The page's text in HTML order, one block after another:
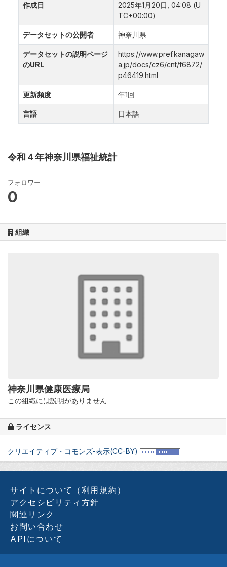
令和４年神奈川県福祉統計
フォロワー
0
組織
神奈川県健康医療局
この組織には説明がありません
ライセンス
クリエイティブ・コモンズ-表示(CC-BY)
作成日
2025年1月20日, 04:08 (U
TC+00:00)
データセットの公開者 神奈川県
データセットの説明ページ
のURL
https://www.pref.kanagaw
a.jp/docs/cz6/cnt/f6872/
p46419.html
更新頻度 年1回
言語 日本語
サイトについて（利用規約）
アクセシビリティ方針
関連リンク
お問い合わせ
APIについて